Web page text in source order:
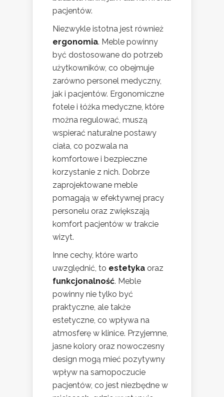
pacjentów.
Niezwykle istotna jest również
ergonomia. Meble powinny
być dostosowane do potrzeb
użytkowników, co obejmuje
zarówno personel medyczny,
jak i pacjentów. Ergonomiczne
fotele i łóżka medyczne, które
można regulować, muszą
wspierać naturalne postawy
ciała, co pozwala na
komfortowe i bezpieczne
korzystanie z nich. Dobrze
zaprojektowane meble
pomagają w efektywnej pracy
personelu oraz zwiększają
komfort pacjentów w trakcie
wizyt.
Inne cechy, które warto
uwzględnić, to estetyka oraz
funkcjonalność. Meble
powinny nie tylko być
praktyczne, ale także
estetyczne, co wpływa na
atmosferę w klinice. Przyjemne,
jasne kolory oraz nowoczesny
design mogą mieć pozytywny
wpływ na samopoczucie
pacjentów, co jest niezbędne w